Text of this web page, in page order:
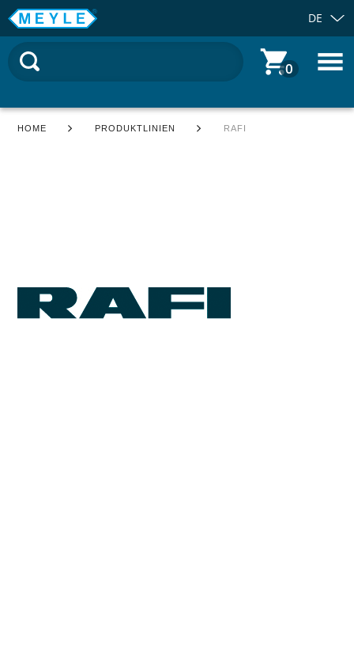
DE
0
HOME PRODUKTLINIEN RAFI